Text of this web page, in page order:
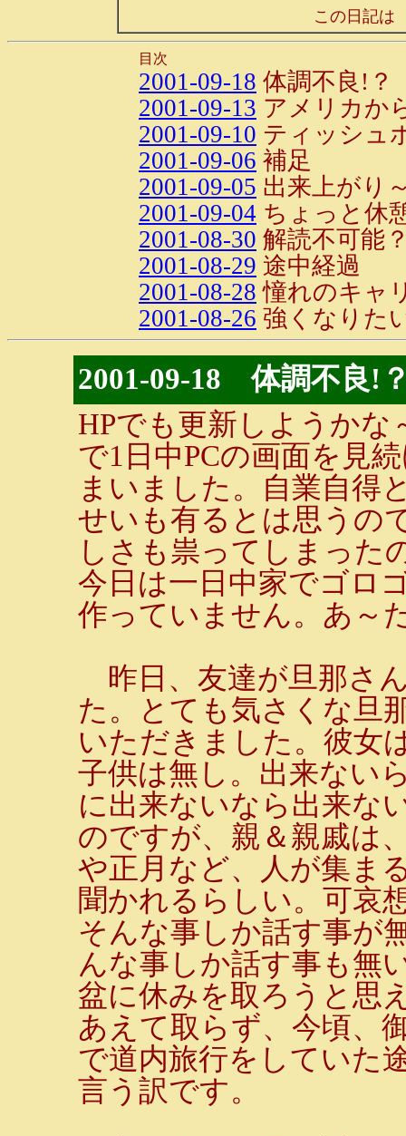
この日記は
目次
2001-09-18 体調不良!？
2001-09-13 アメリカか
2001-09-10 ティッシュ
2001-09-06 補足
2001-09-05 出来上がり
2001-09-04 ちょっと休
2001-08-30 解読不可能
2001-08-29 途中経過
2001-08-28 憧れのキャ
2001-08-26 強くなりた
2001-09-18 体調不良!
HPでも更新しようか
で1日中PCの画面を見
まいました。自業自得
せいも有るとは思うの
しさも祟ってしまった
今日は一日中家でゴロ
作っていません。あ～
昨日、友達が旦那さ
た。とても気さくな旦
いただきました。彼女
子供は無し。出来ない
に出来ないなら出来な
のですが、親＆親戚は
や正月など、人が集ま
聞かれるらしい。可哀
そんな事しか話す事が
んな事しか話す事も無
盆に休みを取ろうと思
あえて取らず、今頃、
で道内旅行をしていた
言う訳です。